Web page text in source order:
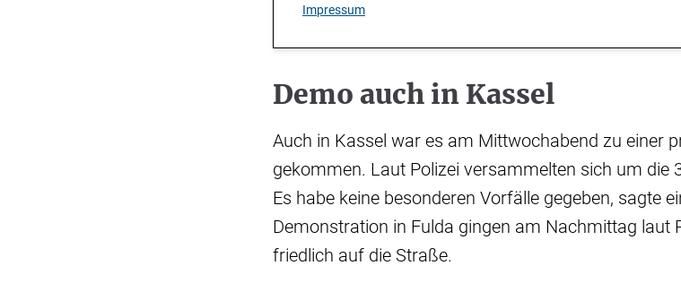
Impressum
Demo auch in Kassel
Auch in Kassel war es am Mittwochabend zu einer
gekommen. Laut Polizei versammelten sich um die
Es habe keine besonderen Vorfälle gegeben, sagte
Demonstration in Fulda gingen am Nachmittag laut
friedlich auf die Straße.